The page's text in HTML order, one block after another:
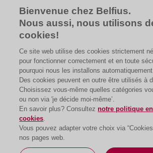
02/02/2023 - Les
énergétiques
habitations
Les logements ayant un
énergétique sont moins chers.
Bienvenue chez Belfius.
Nous aussi, nous utilisons
cookies!
Ce site web utilise des cookies strictement
pour fonctionner correctement et en toute
pourquoi nous les installons
Des cookies peuvent en outre être utilisés à
Choisissez vous-même quelles catégories
ou non via 'je décide moi-même’.
En savoir plus? Consulteznotre politique
cookies.
Vous pouvez adapter votre choix via
nos pages web.